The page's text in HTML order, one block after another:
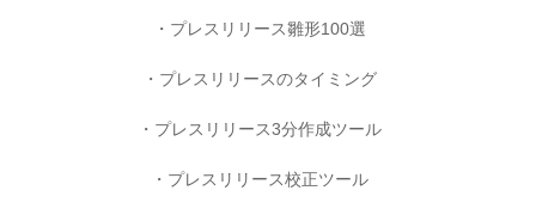
プレスリリース雛形100選
プレスリリースのタイミング
プレスリリース3分作成ツール
プレスリリース校正ツール